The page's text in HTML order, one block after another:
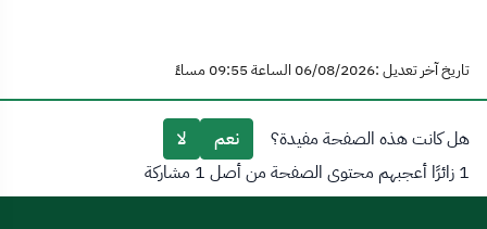
تاريخ آخر تعديل :06/08/2026 الساعة 09:55 مساءً
هل كانت هذه الصفحة مفيدة؟ نعم
لا
1 زائرًا أعجبهم محتوى الصفحة من أصل 1 مشاركة